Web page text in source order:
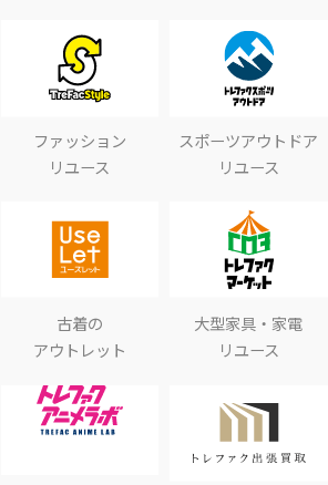
ファッション
リユース
スポーツアウトドア
リユース
古着の
アウトレット
大型家具・家電
リユース